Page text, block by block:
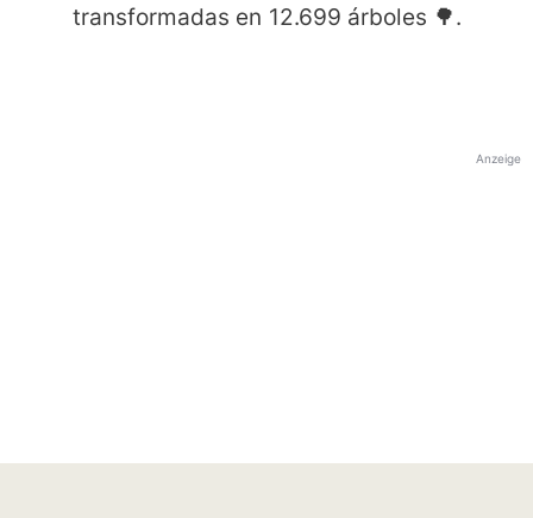
transformadas en 12.699 árboles 🌳.
Anzeige